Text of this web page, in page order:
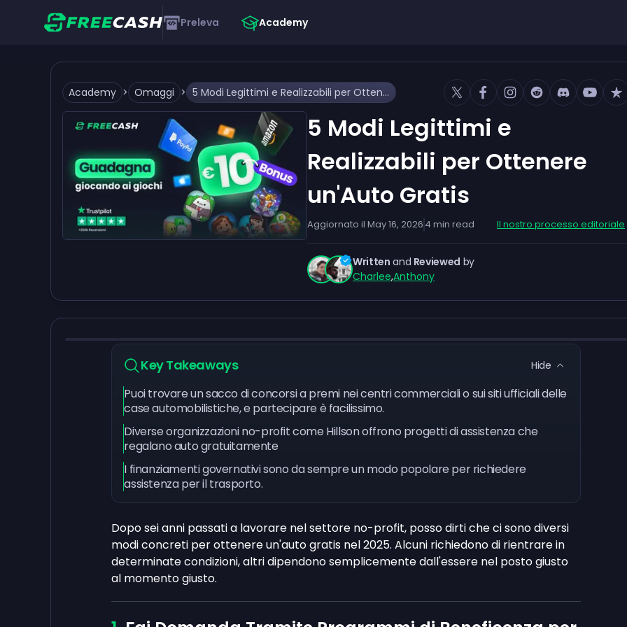
Preleva Academy
Academy > Omaggi > 5 Modi Legittimi e Realizzabili per Ottenere un'Auto Gratis
5 Modi Legittimi e
Realizzabili per Ottenere
un'Auto Gratis
Aggiornato il May 16, 2026 4 min read Il nostro processo editoriale
Written and Reviewed by
Charlee,Anthony
Key Takeaways Hide
Puoi trovare un sacco di concorsi a premi nei centri commerciali o sui siti ufficiali delle
case automobilistiche, e partecipare è facilissimo.
Diverse organizzazioni no-profit come Hillson offrono progetti di assistenza che
regalano auto gratuitamente
I finanziamenti governativi sono da sempre un modo popolare per richiedere
assistenza per il trasporto.
Dopo sei anni passati a lavorare nel settore no-profit, posso dirti che ci sono diversi
modi concreti per ottenere un'auto gratis nel 2025. Alcuni richiedono di rientrare in
determinate condizioni, altri dipendono semplicemente dall'essere nel posto giusto
al momento giusto.